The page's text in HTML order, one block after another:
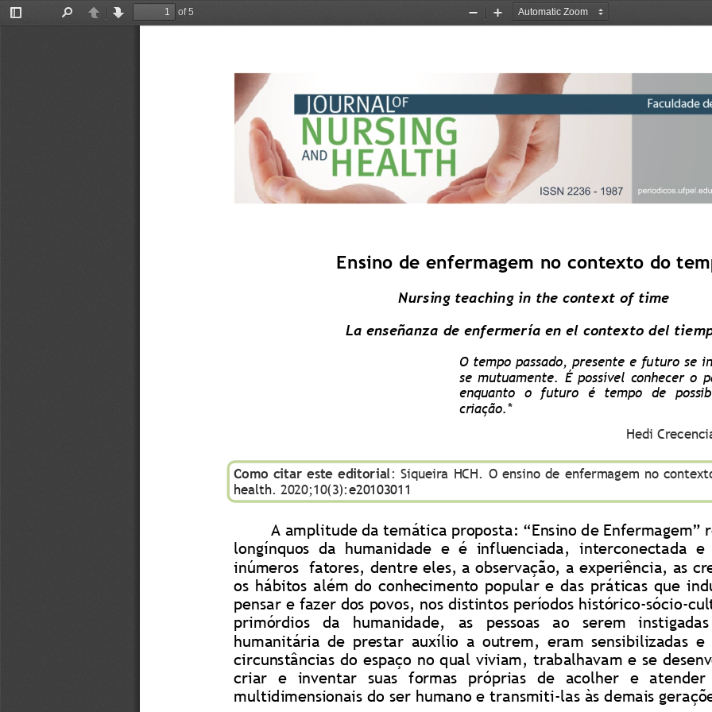
Toggle
PreviousNext
of 5
Zoom
Zoom
Ensino de enfermagem no contexto do t
Nursing teaching in the context of time
La enseñanza de enfermería en el contexto del
O tempo passado, presente e futuro se
se  mutuamente.  É  possível  conhecer  o
enquanto  o  futuro  é  tempo  de
criação.*
Hedi Crece
Como citar este editorial: Siqueira HCH. O ensino de enfermagem no
health. 2020;10(3):e20103011
A amplitude da temática proposta: “Ensino de Enfermagem”
longínquos  da  humanidade  e  é  influenciada,  interconectada  e
inúmeros  fatores,
dentre eles, a observação, a experiência, as
os  hábitos  além  do  conhecimento  popular  e  das  práticas  que
pensar e fazer dos povos, nos distintos períodos histórico-sócio-
primórdios   da   humanidade,   as   pessoas   ao   serem
humanitária  de  prestar  auxílio  a  outrem,  eram  sensibilizadas  e
circunstâncias do espaço no qual viviam, trabalhavam e se
criar  e  inventar  suas  formas  próprias  de  acolher  e  atender
multidimensionais do ser humano e transmiti-las às demais